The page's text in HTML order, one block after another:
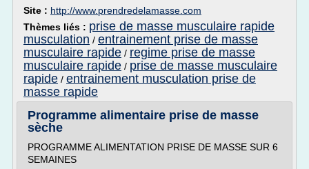
Site : http://www.prendredelamasse.com
Thèmes liés : prise de masse musculaire rapide
musculation / entrainement prise de masse
musculaire rapide / regime prise de masse
musculaire rapide / prise de masse musculaire
rapide / entrainement musculation prise de
masse rapide
Programme alimentaire prise de masse
sèche
PROGRAMME ALIMENTATION PRISE DE MASSE SUR 6
SEMAINES